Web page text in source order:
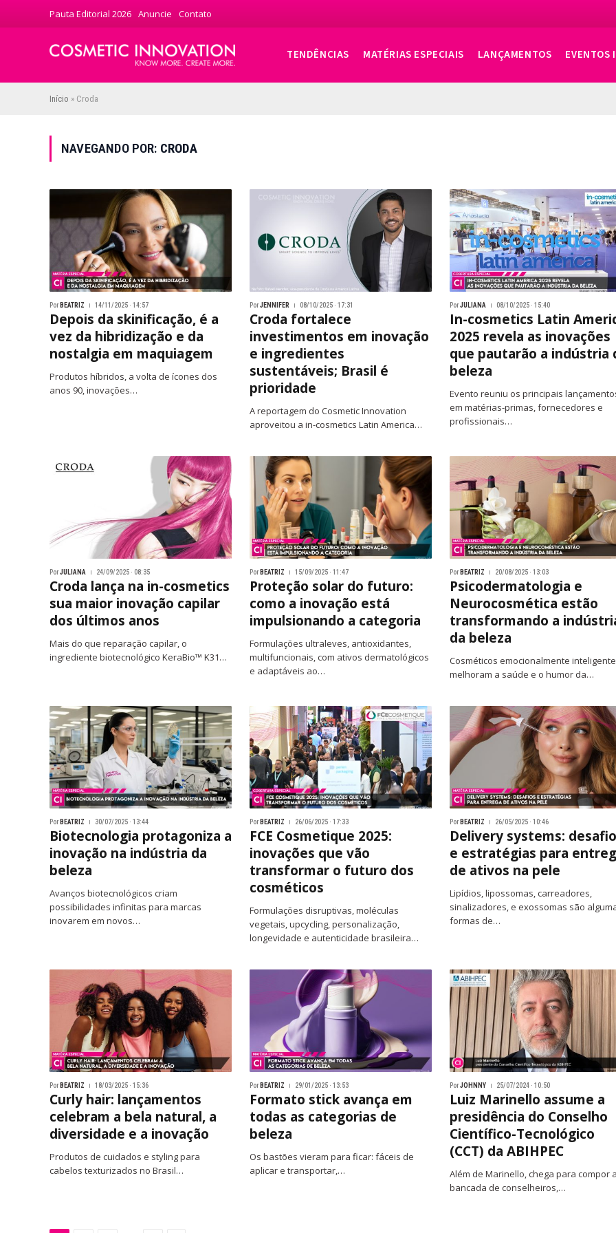
Pauta Editorial 2026 Anuncie Contato
TENDÊNCIAS MATÉRIAS ESPECIAIS LANÇAMENTOS EVENTOS
Início » Croda
NAVEGANDO POR: CRODA
Por BEATRIZ 14/11/2025 · 14:57
Depois da skinificação, é a
vez da hibridização e da
nostalgia em maquiagem
Produtos híbridos, a volta de ícones dos
anos 90, inovações…
PorJENNIFER 08/10/2025 · 17:31
Croda fortalece
investimentos em inovação
e ingredientes
sustentáveis; Brasil é
prioridade
A reportagem do Cosmetic Innovation
aproveitou a in-cosmetics Latin America…
PorJULIANA 08/10/2025 · 15:40
In-cosmetics Latin
2025 revela as inovações
que pautarão a indústria
beleza
Evento reuniu os principais
em matérias-primas, fornecedores e
profissionais…
PorJULIANA 24/09/2025 · 08:35
Croda lança na in-cosmetics
sua maior inovação capilar
dos últimos anos
Mais do que reparação capilar, o
ingrediente biotecnológico KeraBio™ K31…
Por BEATRIZ 15/09/2025 · 11:47
Proteção solar do futuro:
como a inovação está
impulsionando a categoria
Formulações ultraleves, antioxidantes,
multifuncionais, com ativos dermatológicos
e adaptáveis ao…
Por BEATRIZ 20/08/2025 · 13:03
Psicodermatologia e
Neurocosmética estão
transformando a
da beleza
Cosméticos emocionalmente
melhoram a saúde e o humor da…
Por BEATRIZ 30/07/2025 · 13:44
Biotecnologia protagoniza a
inovação na indústria da
beleza
Avanços biotecnológicos criam
possibilidades infinitas para marcas
inovarem em novos…
Por BEATRIZ 26/06/2025 · 17:33
FCE Cosmetique 2025:
inovações que vão
transformar o futuro dos
cosméticos
Formulações disruptivas, moléculas
vegetais, upcycling, personalização,
longevidade e autenticidade brasileira…
Por BEATRIZ 26/05/2025 · 10:46
Delivery systems:
e estratégias para
de ativos na pele
Lipídios, lipossomas, carreadores,
sinalizadores, e exossomas são
formas de…
Por BEATRIZ 18/03/2025 · 15:36
Curly hair: lançamentos
celebram a bela natural, a
diversidade e a inovação
Produtos de cuidados e styling para
cabelos texturizados no Brasil…
Por BEATRIZ 29/01/2025 · 13:53
Formato stick avança em
todas as categorias de
beleza
Os bastões vieram para ficar: fáceis de
aplicar e transportar,…
PorJOHNNY 25/07/2024 · 10:50
Luiz Marinello assume a
presidência do Conselho
Científico-Tecnológico
(CCT) da ABIHPEC
Além de Marinello, chega para compor
bancada de conselheiros,…